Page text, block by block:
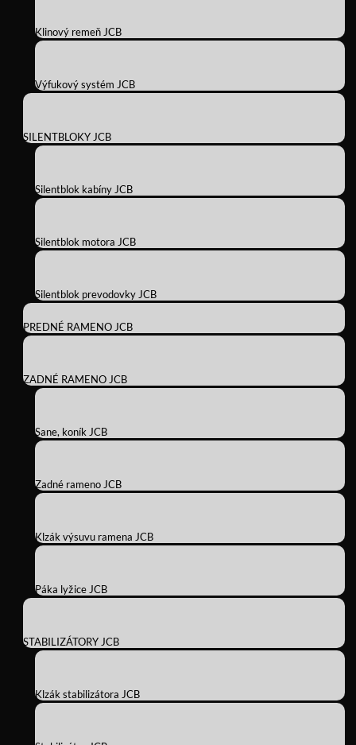
Klinový remeň JCB
Výfukový systém JCB
SILENTBLOKY JCB
Silentblok kabíny JCB
Silentblok motora JCB
Silentblok prevodovky JCB
PREDNÉ RAMENO JCB
ZADNÉ RAMENO JCB
Sane, koník JCB
Zadné rameno JCB
Klzák výsuvu ramena JCB
Páka lyžice JCB
STABILIZÁTORY JCB
Klzák stabilizátora JCB